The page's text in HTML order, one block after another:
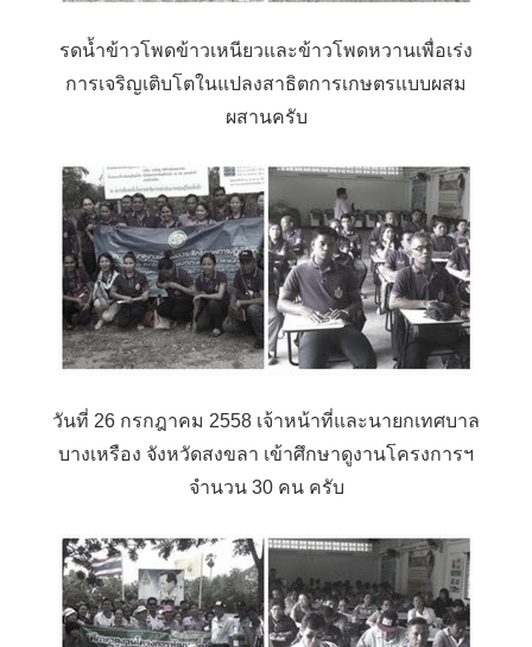
รดน้ำข้าวโพดข้าวเหนียวและข้าวโพดหวานเพื่อเร่ง
การเจริญเติบโตในแปลงสาธิตการเกษตรแบบผสม
ผสานครับ
วันที่ 26 กรกฎาคม 2558 เจ้าหน้าที่และนายกเทศบาล
บางเหรือง จังหวัดสงขลา เข้าศึกษาดูงานโครงการฯ
จำนวน 30 คน ครับ